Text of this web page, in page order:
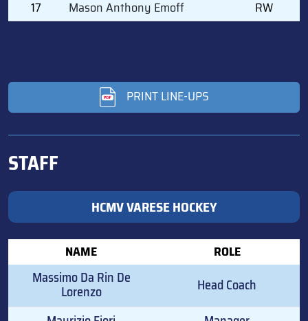
17
Mason Anthony Emoff RW
PRINT LINE-UPS
STAFF
HCMV VARESE HOCKEY
NAME ROLE
Massimo Da Rin De
Lorenzo
Head Coach